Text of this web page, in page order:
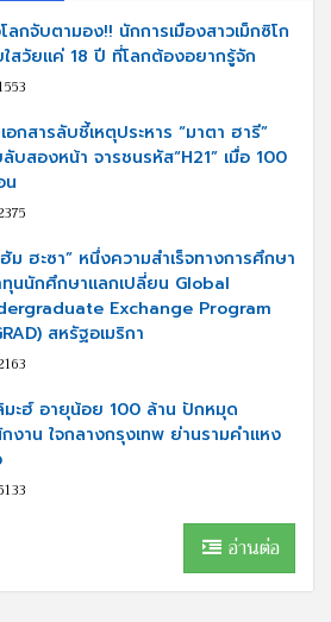
ลกจับตามอง!! นักการเมืองสาวเม็กซิโก
สวัยแค่ 18 ปี ที่โลกต้องอยากรู้จัก
อกสารลับชี้เหตุประหาร “มาตา ฮารี”
บสองหน้า จารชนรหัส“H21” เมื่อ 100
น
ม ฮะซา” หนึ่งความสำเร็จทางการศึกษา
ทุนนักศึกษาแลกเปลี่ยน Global
Exchange Program
สหรัฐอเมริกา
มะฮ์ อายุน้อย 100 ล้าน ปักหมุด
งาน ใจกลางกรุงเทพ ย่านรามคำแหง
อ่านต่อ